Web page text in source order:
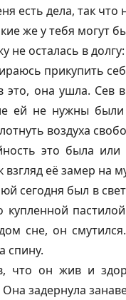
есть дела, так что
же у тебя могут
не осталась в долгу:
прикупить
это, она ушла. Сев
ей не нужны
воздуха
это была
взгляд её замер
сегодня был в
купленной
сне, он
спину.
что он жив и
задернула